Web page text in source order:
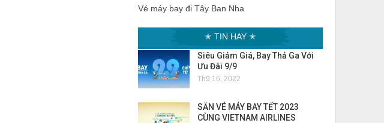
Vé máy bay đi Tây Ban Nha
✭ TIN HAY ✭
Siêu Giảm Giá, Bay Thả Ga Với
Ưu Đãi 9/9
Th9 16, 2022
SĂN VÉ MÁY BAY TẾT 2023
CÙNG VIETNAM AIRLINES